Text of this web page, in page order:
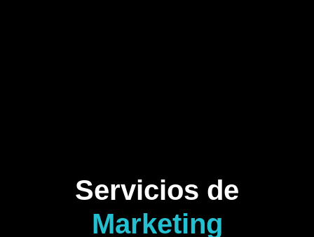
Servicios de
Marketing